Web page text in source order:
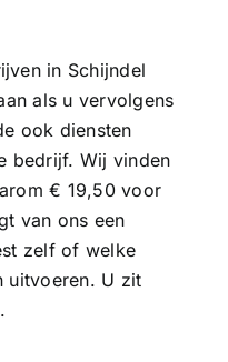
in Schijndel
als u vervolgens
ook diensten
bedrijf. Wij vinden
€ 19,50 voor
van ons een
zelf of welke
uitvoeren. U zit